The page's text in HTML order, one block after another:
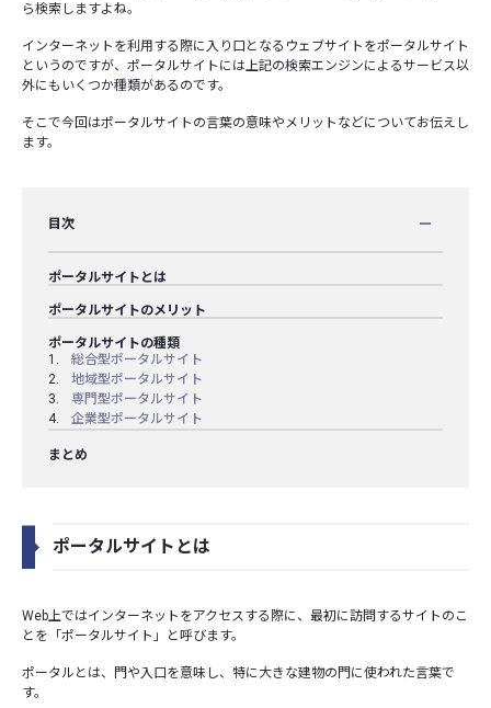
ら検索しますよね。
インターネットを利用する際に入り口となるウェブサイトをポータルサイト
というのですが、ポータルサイトには上記の検索エンジンによるサービス以
外にもいくつか種類があるのです。
そこで今回はポータルサイトの言葉の意味やメリットなどについてお伝えし
ます。
目次
ポータルサイトとは
ポータルサイトのメリット
ポータルサイトの種類
総合型ポータルサイト
地域型ポータルサイト
専門型ポータルサイト
企業型ポータルサイト
まとめ
ポータルサイトとは
Web上ではインターネットをアクセスする際に、最初に訪問するサイトのこ
とを「ポータルサイト」と呼びます。
ポータルとは、門や入口を意味し、特に大きな建物の門に使われた言葉で
す。